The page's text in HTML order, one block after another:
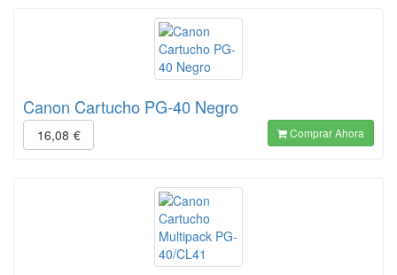
Canon Cartucho PG-40 Negro
16,08 € Comprar Ahora